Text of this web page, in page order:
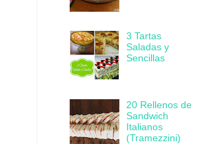
3 Tartas
Saladas y
Sencillas
20 Rellenos de
Sandwich
Italianos
(Tramezzini)